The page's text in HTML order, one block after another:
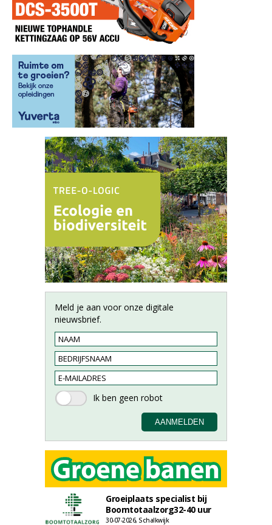
Meld je aan voor onze digitale
nieuwsbrief.
Groeiplaats specialist bij
Boomtotaalzorg32-40 uur
30-07-2026, Schalkwijk